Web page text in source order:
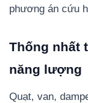
phương án cứu
Thống nhất
năng lượng
Quạt, van,